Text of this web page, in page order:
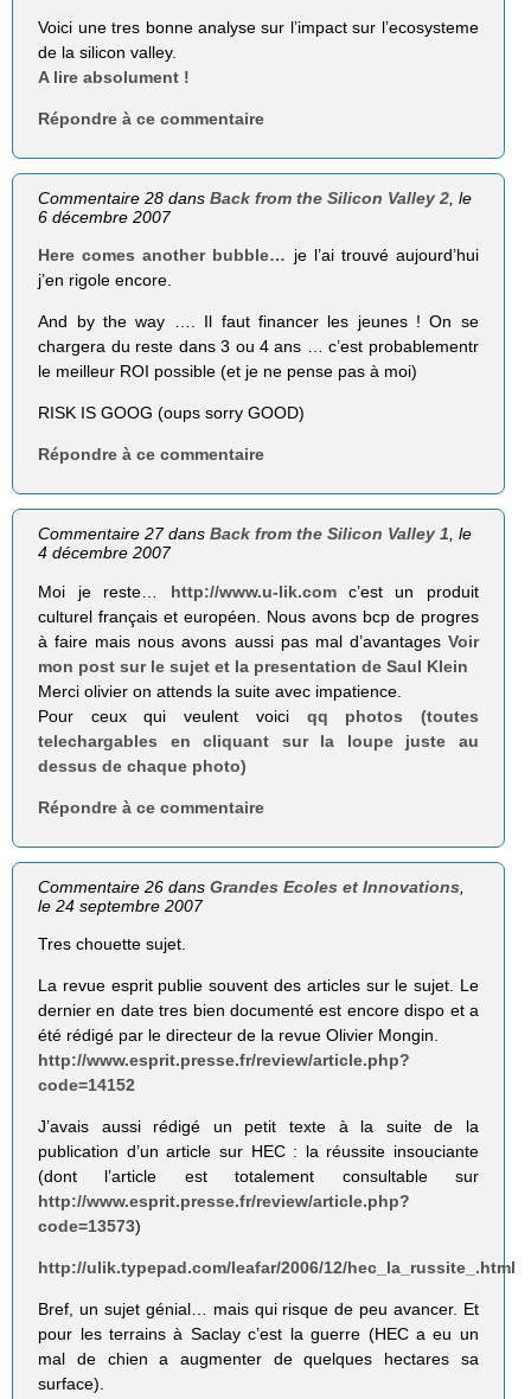
Voici une tres bonne analyse sur l’impact sur l’ecosysteme
de la silicon valley.
A lire absolument !
Répondre à ce commentaire
Commentaire 28 dansBack from the Silicon Valley 2 , le
6 décembre 2007
Here comes another bubble… je l’ai trouvé aujourd’hui
j’en rigole encore.
And by the way …. Il faut financer les jeunes ! On se
chargera du reste dans 3 ou 4 ans … c’est probablementr
le meilleur ROI possible (et je ne pense pas à moi)
RISK IS GOOG (oups sorry GOOD)
Répondre à ce commentaire
Commentaire 27 dansBack from the Silicon Valley 1, le
4 décembre 2007
Moi je reste… http://www.u-lik.comc’est un produit
culturel français et européen. Nous avons bcp de progres
à faire mais nous avons aussi pas mal d’avantages Voir
mon post sur le sujet et la presentation de Saul Klein
Merci olivier on attends la suite avec impatience.
Pour ceux qui veulent voici qq photos (toutes
telechargables en cliquant sur la loupe juste au
dessus de chaque photo)
Répondre à ce commentaire
Commentaire 26 dansGrandes Ecoles et Innovations
le 24 septembre 2007
Tres chouette sujet.
La revue esprit publie souvent des articles sur le sujet. Le
dernier en date tres bien documenté est encore dispo et a
été rédigé par le directeur de la revue Olivier Mongin.
http://www.esprit.presse.fr/review/article.php?
code=14152
J’avais aussi rédigé un petit texte à la suite de la
publication d’un article sur HEC : la réussite insouciante
(dont l’article est totalement consultable sur
http://www.esprit.presse.fr/review/article.php?
code=13573)
http://ulik.typepad.com/leafar/2006/12/hec_la_russite_.html
Bref, un sujet génial… mais qui risque de peu avancer. Et
pour les terrains à Saclay c’est la guerre (HEC a eu un
mal de chien a augmenter de quelques hectares sa
surface).